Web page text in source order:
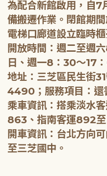
為配合新館啟用，自7
備搬遷作業。閉館期
電梯口廊道設立臨時櫃
開放時間：週二至週
日、週一8：30～17
地址：三芝區民生街
4490；服務項目：還
乘車資訊：搭乘淡水
863、指南客運892至
開車資訊：台北方向
至三芝國中。